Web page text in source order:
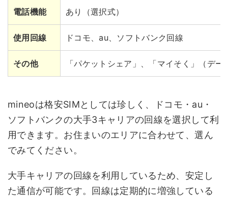
電話機能 あり（選択式）
使用回線 ドコモ、au、ソフトバンク回線
その他 「パケットシェア」、「マイそく」（デ
mineoは格安SIMとしては珍しく、ドコモ・au・
ソフトバンクの大手3キャリアの回線を選択して利
用できます。お住まいのエリアに合わせて、選ん
でみてください。
大手キャリアの回線を利用しているため、安定し
た通信が可能です。回線は定期的に増強している